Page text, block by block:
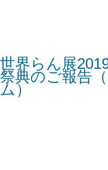
世界らん展
祭典のご報告
ム）